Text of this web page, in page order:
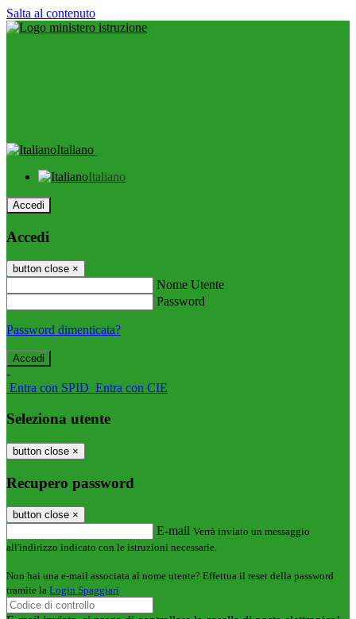
Salta al contenuto
Italiano
Italiano
Accedi
Accedi
button close ×
Nome Utente
Password
Password dimenticata?
-
Entra con SPID Entra con CIE
Seleziona utente
button close ×
Recupero password
button close ×
E-mail Verrà inviato un messaggio
all'indirizzo indicato con le istruzioni necessarie.
Non hai una e-mail associata al nome utente? Effettua il reset della password
tramite la Login Spaggiari